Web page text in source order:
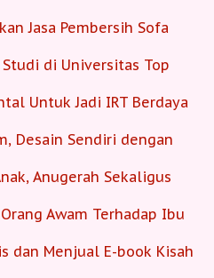
Jasa Pembersih Sofa
Studi di Universitas Top
Untuk Jadi IRT Berdaya
Desain Sendiri dengan
Anugerah Sekaligus
Awam Terhadap Ibu
dan Menjual E-book Kisah